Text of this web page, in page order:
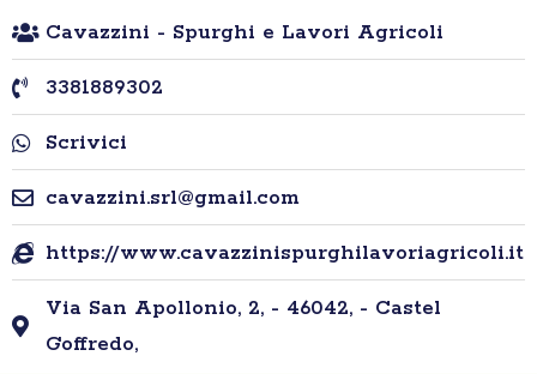
Cavazzini - Spurghi e Lavori Agricoli
3381889302
Scrivici
cavazzini.srl@gmail.com
https://www.cavazzinispurghilavoriagricoli.it
Via San Apollonio, 2, - 46042, - Castel
Goffredo,